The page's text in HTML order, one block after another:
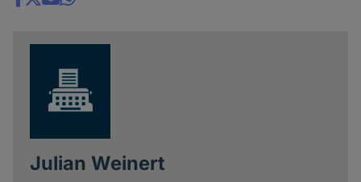
Share
Julian Weinert